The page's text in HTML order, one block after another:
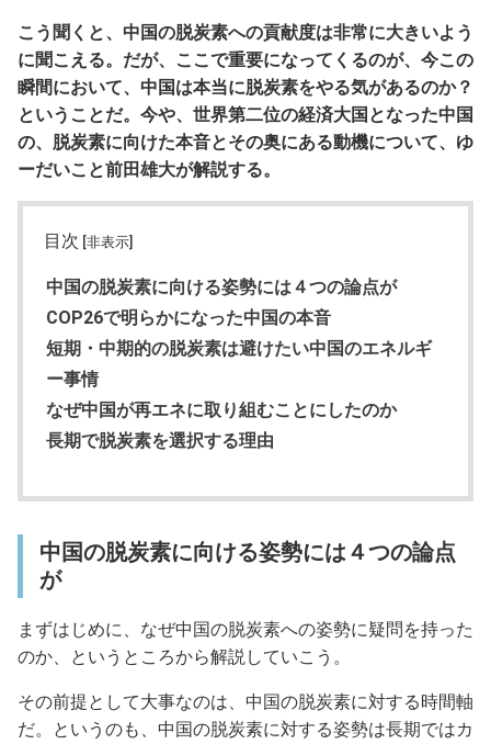
こう聞くと、中国の脱炭素への貢献度は非常に大きいよう
に聞こえる。だが、ここで重要になってくるのが、今この
瞬間において、中国は本当に脱炭素をやる気があるのか？
ということだ。今や、世界第二位の経済大国となった中国
の、脱炭素に向けた本音とその奥にある動機について、ゆ
ーだいこと前田雄大が解説する。
目次 [非表示]
中国の脱炭素に向ける姿勢には４つの論点が
COP26で明らかになった中国の本音
短期・中期的の脱炭素は避けたい中国のエネルギ
ー事情
なぜ中国が再エネに取り組むことにしたのか
長期で脱炭素を選択する理由
中国の脱炭素に向ける姿勢には４つの論点
が
まずはじめに、なぜ中国の脱炭素への姿勢に疑問を持った
のか、というところから解説していこう。
その前提として大事なのは、中国の脱炭素に対する時間軸
だ。というのも、中国の脱炭素に対する姿勢は長期ではカ